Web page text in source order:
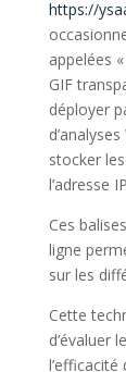
https://
appelées
GIF
déployer
stocker
l’adresse
Ces
ligne
sur les
Cette
d’évaluer